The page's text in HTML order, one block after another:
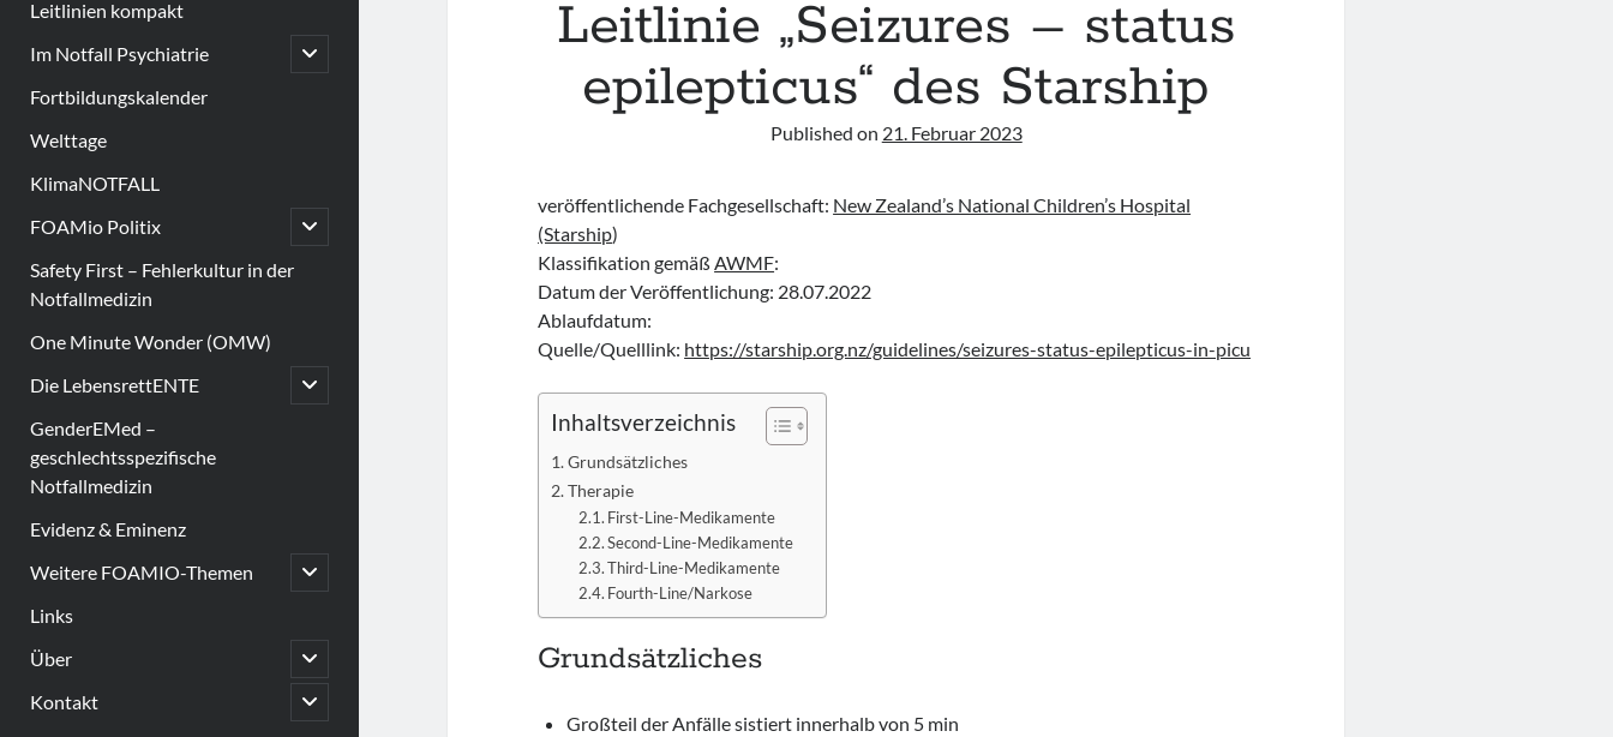
Leitlinien kompakt
Im Notfall Psychiatrie
open
child
Fortbildungskalender
Welttage
KlimaNOTFALL
FOAMio Politix
open
child
Safety First – Fehlerkultur in der
Notfallmedizin
One Minute Wonder (OMW)
Die LebensrettENTE
open
child
GenderEMed –
geschlechtsspezifische
Notfallmedizin
Evidenz & Eminenz
Weitere FOAMIO-Themen
open
child
Links
Über
open
child
menu
Kontakt
open
child
Leitlinie „Seizures – status
epilepticus“ des Starship
Published on 21. Februar 2023
veröffentlichende Fachgesellschaft: New Zealand’s National Children’s Hospital
(Starship)
Klassifikation gemäßAWMF:
Datum der Veröffentlichung: 28.07.2022
Ablaufdatum:
Quelle/Quelllink: https://starship.org.nz/guidelines/seizures-status-epilepticus-in-picu
Inhaltsverzeichnis
Grundsätzliches
Therapie
First-Line-Medikamente
Second-Line-Medikamente
Third-Line-Medikamente
Fourth-Line/Narkose
Grundsätzliches
Großteil der Anfälle sistiert innerhalb von 5 min